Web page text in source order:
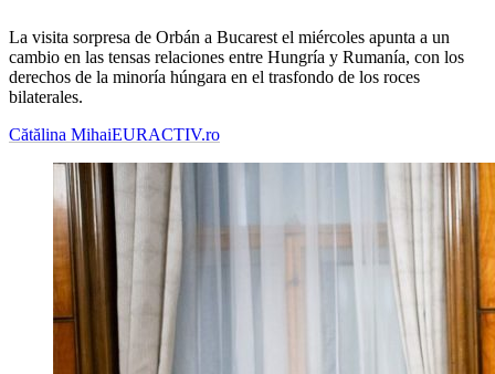
La visita sorpresa de Orbán a Bucarest el miércoles apunta a un
cambio en las tensas relaciones entre Hungría y Rumanía, con los
derechos de la minoría húngara en el trasfondo de los roces
bilaterales.
Cătălina MihaiEURACTIV.ro